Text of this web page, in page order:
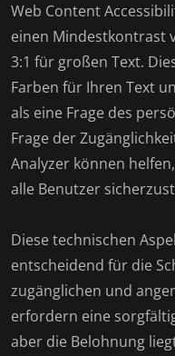
Web Content
einen Mindestkontrast
3:1 für großen Text.
Farben für Ihren Text
als eine Frage des
Frage der
Analyzer können
alle Benutzer
Diese technischen
entscheidend für die
zugänglichen und
erfordern eine
aber die Belohnung